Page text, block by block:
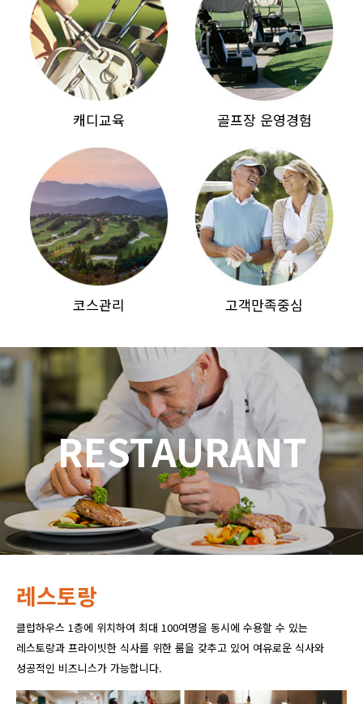
캐디교육 골프장 운영경험
코스관리 고객만족중심
RESTAURANT
레스토랑
클럽하우스 1층에 위치하여 최대 100여명을 동시에 수용할 수 있는
레스토랑과 프라이빗한 식사를 위한 룸을 갖추고 있어 여유로운 식사와
성공적인 비즈니스가 가능합니다.